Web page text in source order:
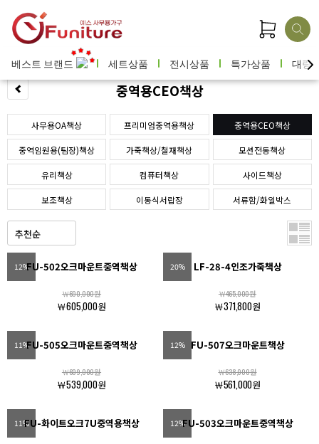
베스트 브랜드 세트상품 전시상품 특가상품 대량
중역용CEO책상
사무용OA책상 프리미엄중역용책상 중역용CEO책상
중역임원용(팀장)책상 가죽책상/철재책상 모션전동책상
유리책상 컴퓨터책상 사이드책상
보조책상 이동식서랍장 서류함/화일박스
12%FU-502오크마운트중역책상
￦690,000원
￦605,000원
20% LF-28-4인조가죽책상
￦465,000원
￦371,800원
11%FU-505오크마운트중역책상
￦609,000원
￦539,000원
12% FU-507오크마운트책상
￦638,000원
￦561,000원
11%FU-화이트오크7U중역용책상 12%FU-503오크마운트중역책상